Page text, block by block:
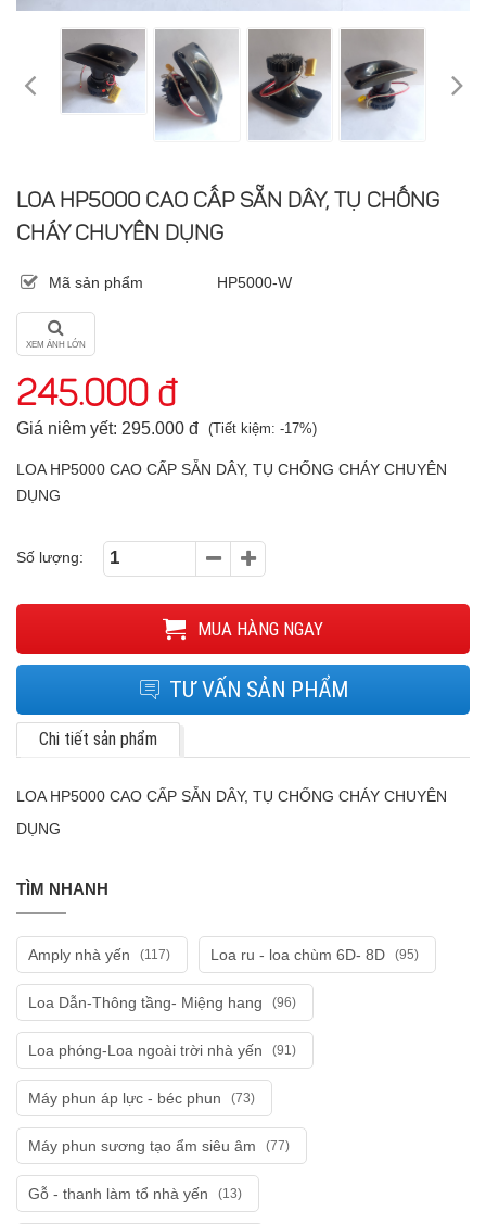
LOA HP5000 CAO CẤP SẴN DÂY, TỤ CHỐNG
CHÁY CHUYÊN DỤNG
Mã sản phẩm HP5000-W
XEM ẢNH LỚN
245.000 đ
Giá niêm yết: 295.000 đ (Tiết kiệm: -17%)
LOA HP5000 CAO CẤP SẴN DÂY, TỤ CHỐNG CHÁY CHUYÊN
DỤNG
Số lượng:
MUA HÀNG NGAY
TƯ VẤN SẢN PHẨM
Chi tiết sản phẩm
LOA HP5000 CAO CẤP SẴN DÂY, TỤ CHỐNG CHÁY CHUYÊN
DỤNG
TÌM NHANH
Amply nhà yến (117) Loa ru - loa chùm 6D- 8D (95)
Loa Dẫn-Thông tầng- Miệng hang (96)
Loa phóng-Loa ngoài trời nhà yến (91)
Máy phun áp lực - béc phun (73)
Máy phun sương tạo ẩm siêu âm (77)
Gỗ - thanh làm tổ nhà yến (13)